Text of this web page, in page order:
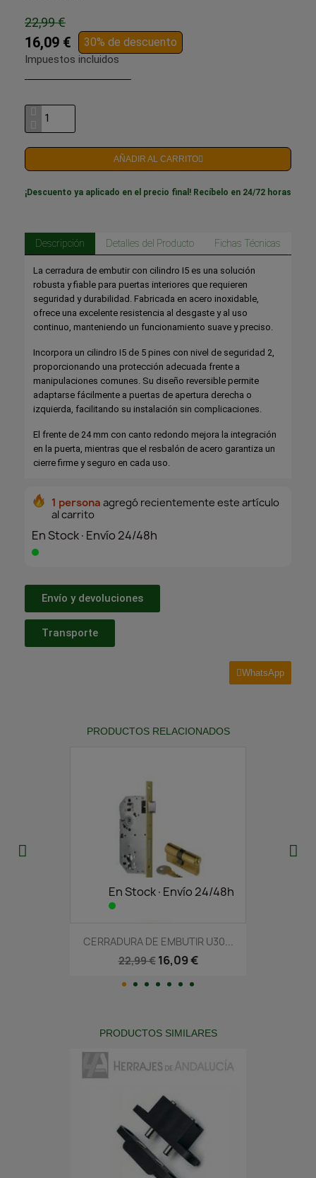
22,99 €
16,09 € 30% de descuento
Impuestos incluidos
AÑADIR AL CARRITO
¡Descuento ya aplicado en el precio final! Recíbelo en 24/72 horas
Descripción Detalles del Producto Fichas Técnicas
La cerradura de embutir con cilindro I5 es una solución
robusta y fiable para puertas interiores que requieren
seguridad y durabilidad. Fabricada en acero inoxidable,
ofrece una excelente resistencia al desgaste y al uso
continuo, manteniendo un funcionamiento suave y preciso.
Incorpora un cilindro I5 de 5 pines con nivel de seguridad 2,
proporcionando una protección adecuada frente a
manipulaciones comunes. Su diseño reversible permite
adaptarse fácilmente a puertas de apertura derecha o
izquierda, facilitando su instalación sin complicaciones.
El frente de 24 mm con canto redondo mejora la integración
en la puerta, mientras que el resbalón de acero garantiza un
cierre firme y seguro en cada uso.
1 persona agregó recientemente este artículo
al carrito
En Stock·Envío 24/48h
Envío y devoluciones
Transporte
WhatsApp
PRODUCTOS RELACIONADOS
En Stock·Envío 24/48h
CERRADURA DE EMBUTIR U30...
22,99 € 16,09 €
PRODUCTOS SIMILARES